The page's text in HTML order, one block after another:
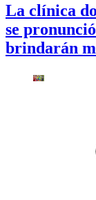
La clínica
se
brindarán